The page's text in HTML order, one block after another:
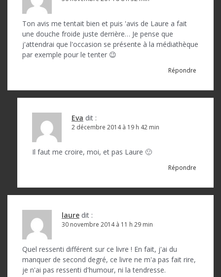
r
Ton avis me tentait bien et puis 'avis de Laure a fait
une douche froide juste derrière… Je pense que
j'attendrai que l'occasion se présente à la médiathèque
par exemple pour le tenter 😉
Répondre
Eva dit :
2 décembre 2014 à 19 h 42 min
Il faut me croire, moi, et pas Laure 🙂
Répondre
laure dit :
30 novembre 2014 à 11 h 29 min
Quel ressenti différent sur ce livre ! En fait, j'ai du
manquer de second degré, ce livre ne m'a pas fait rire,
je n'ai pas ressenti d'humour, ni la tendresse.